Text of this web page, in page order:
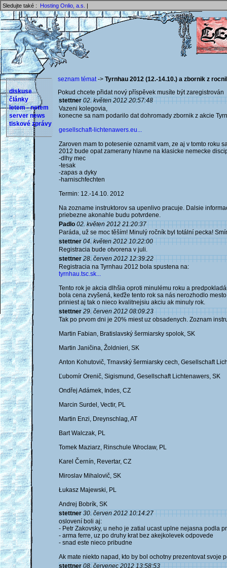
Sledujte také : Hosting Onlio, a.s. |
diskuse
články
letem - netem
server news
tiskové zprávy
seznam témat-> Tyrnhau 2012 (12.-14.10.) a zbornik z
Pokud chcete přidat nový příspěvek musíte být
stettner 02. květen 2012 20:57:48
Vazeni kolegovia,
konecne sa nam podarilo dat dohromady zbornik z akcie
gesellschaft-lichtenawers.eu...
Zaroven mam to potesenie oznamit vam, ze aj v tomto roku
2012 bude opat zamerany hlavne na klasicke nemecke
-dlhy mec
-tesak
-zapas a dyky
-harnischfechten
Termin: 12.-14.10. 2012
Na zozname instruktorov sa upenlivo pracuje. Dalsie
priebezne akonahle budu potvrdene.
Padlo 02. květen 2012 21:20:37
Paráda, už se moc těším! Minulý ročník byl totální pecka!
stettner 04. květen 2012 10:22:00
Registracia bude otvorena v juli.
stettner 28. červen 2012 12:39:22
Registracia na Tyrnhau 2012 bola spustena na:
tyrnhau.tsc.sk...
Tento rok je akcia dlhšia oproti minulému roku a
bola cena zvyšená, keďže tento rok sa nás nerozhodlo
priniest aj tak o nieco kvalitnejsiu akciu ak minuly rok.
stettner 29. červen 2012 08:09:23
Tak po prvom dni je 20% miest uz obsadenych. Zoznam
Martin Fabian, Bratislavský šermiarsky spolok, SK
Martin Janičina, Žoldnieri, SK
Anton Kohutovič, Trnavský šermiarsky cech, Gesellschaft
Ľubomír Orenič, Sigismund, Gesellschaft Lichtenawers, SK
Ondřej Adámek, Indes, CZ
Marcin Surdel, Vectir, PL
Martin Enzi, Dreynschlag, AT
Bart Walczak, PL
Tomek Maziarz, Rinschule Wroclaw, PL
Karel Černín, Revertar, CZ
Miroslav Mihalovič, SK
Łukasz Majewski, PL
Andrej Bobrík, SK
stettner 30. červen 2012 10:14:27
oslovení boli aj:
- Petr Zakovsky, u neho je zatial ucast uplne nejasna podla
- arma ferre, uz po druhy krat bez akejkolevek odpovede
- snad este nieco pribudne
Ak mate niekto napad, kto by bol ochotny prezentovat svoje
stettner 08. červenec 2012 13:58:53